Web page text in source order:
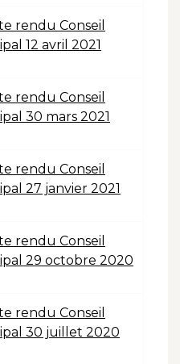
rendu Conseil
12 avril 2021
rendu Conseil
30 mars 2021
rendu Conseil
27 janvier 2021
rendu Conseil
29 octobre 2020
rendu Conseil
30 juillet 2020